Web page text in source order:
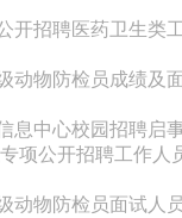
开招聘医药卫生类
动物防检员成绩及
息中心校园招聘启
项公开招聘工作人
动物防检员面试人